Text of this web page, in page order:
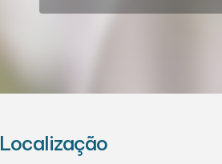
Localização